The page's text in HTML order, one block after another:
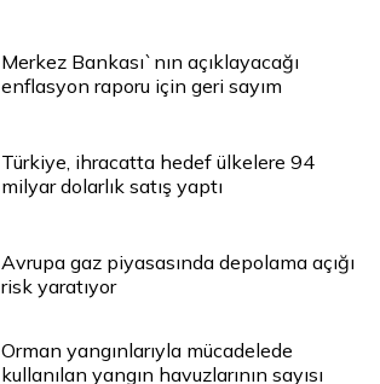
Merkez Bankası`nın açıklayacağı
enflasyon raporu için geri sayım
Türkiye, ihracatta hedef ülkelere 94
milyar dolarlık satış yaptı
Avrupa gaz piyasasında depolama açığı
risk yaratıyor
Orman yangınlarıyla mücadelede
kullanılan yangın havuzlarının sayısı